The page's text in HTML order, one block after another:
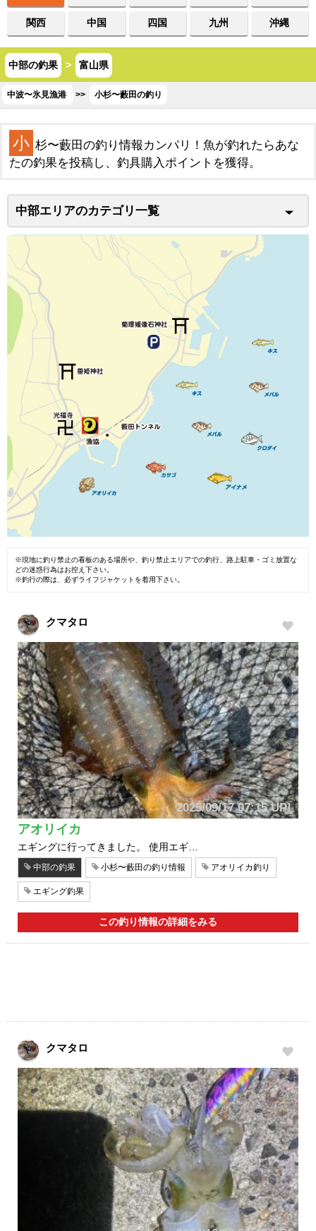
関西 中国 四国 九州 沖縄
中部の釣果 > 富山県
中波〜氷見漁港 >> 小杉〜藪田の釣り
小 杉〜藪田の釣り情報カンパリ！魚が釣れたらあな
たの釣果を投稿し、釣具購入ポイントを獲得。
中部エリアのカテゴリ一覧
※現地に釣り禁止の看板のある場所や、釣り禁止エリアでの釣行、路上駐車・ゴミ放置な
どの迷惑行為はお控え下さい。
※釣行の際は、必ずライフジャケットを着用下さい。
クマタロ
2025/09/17 07:15 UP!
アオリイカ
エギングに行ってきました。 使用エギ…
中部の釣果 小杉〜藪田の釣り情報 アオリイカ釣り
エギング釣果
この釣り情報の詳細をみる
クマタロ